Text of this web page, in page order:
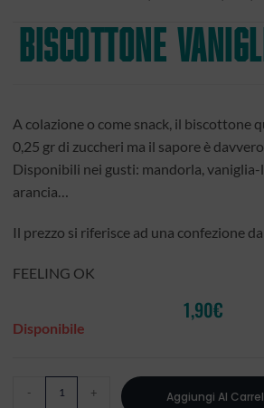
BISCOTTONE
A colazione o come snack, il biscottone
0,25 gr di zuccheri ma il sapore è
Disponibili nei gusti: mandorla, vaniglia-
arancia…
Il prezzo si riferisce ad una confezione
FEELING OK
1,90€
Disponibile
- + Aggiungi Al